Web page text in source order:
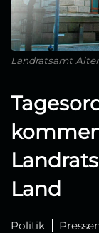
Landratsamt
Land
Politik